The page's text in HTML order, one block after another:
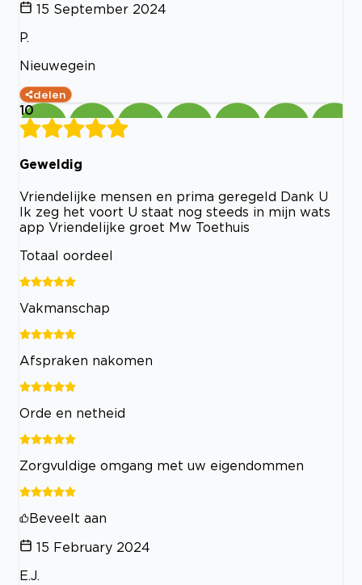
15 September 2024
P.
Nieuwegein
delen
10
Geweldig
Vriendelijke mensen en prima geregeld Dank U
Ik zeg het voort U staat nog steeds in mijn wats
app Vriendelijke groet Mw Toethuis
Totaal oordeel
Vakmanschap
Afspraken nakomen
Orde en netheid
Zorgvuldige omgang met uw eigendommen
Beveelt aan
15 February 2024
E.J.